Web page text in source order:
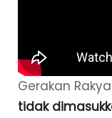
Gerakan
tidak